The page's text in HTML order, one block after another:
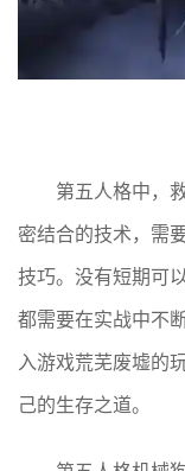
第五人格中，
密结合的技术，需
技巧。没有短期可
都需要在实战中不
入游戏荒芜废墟的
己的生存之道。